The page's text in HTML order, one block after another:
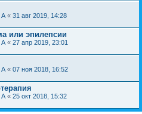
А « 31 авг 2019, 14:28
или эпилепсии
А « 27 апр 2019, 23:01
А « 07 ноя 2018, 16:52
А « 25 окт 2018, 15:32